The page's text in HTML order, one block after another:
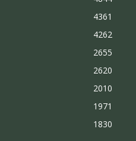
4361
4262
2655
2620
2010
1971
1830